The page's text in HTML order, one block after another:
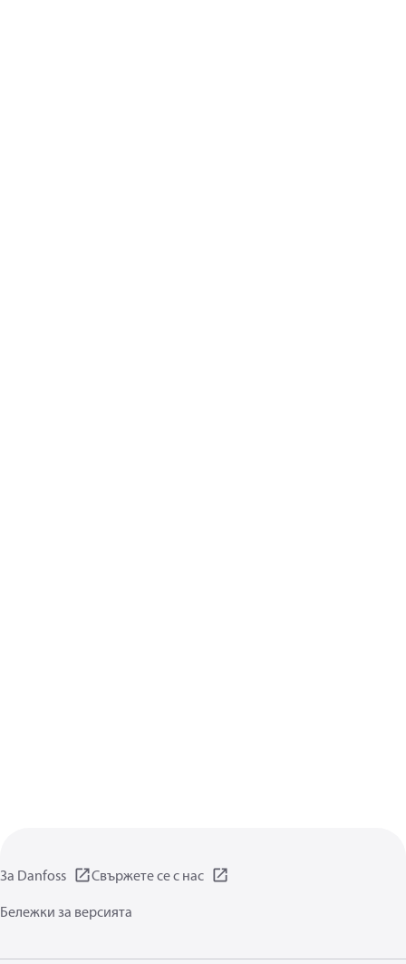
За Danfoss
Свържете се с нас
Бележки за версията